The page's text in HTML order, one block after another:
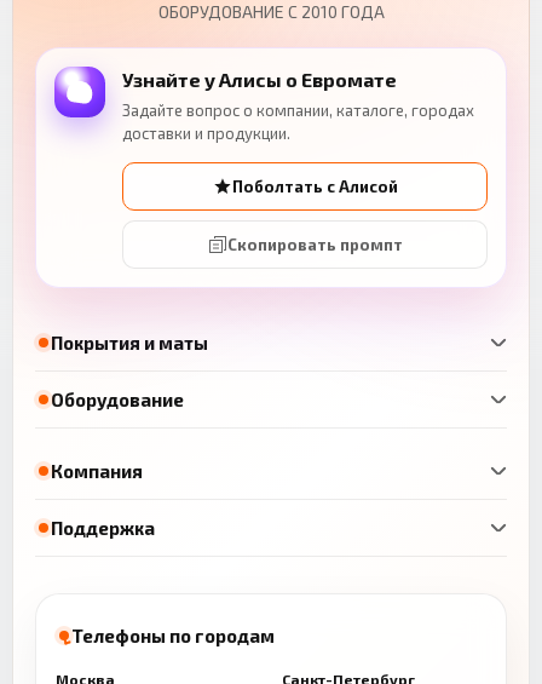
Покрытия и маты
Оборудование
ОБОРУДОВАНИЕ С 2010 ГОДА
Узнайте у Алисы о Евромате
Задайте вопрос о компании, каталоге, городах
доставки и продукции.
Поболтать с Алисой
Скопировать промпт
Компания
Поддержка
Телефоны по городам
Москва Санкт-Петербург